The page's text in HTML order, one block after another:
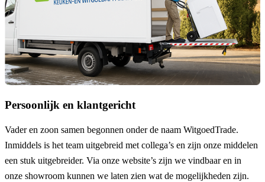
Persoonlijk en klantgericht
Vader en zoon samen begonnen onder de naam WitgoedTrade.
Inmiddels is het team uitgebreid met collega’s en zijn onze middelen
een stuk uitgebreider. Via onze website’s zijn we vindbaar en in
onze showroom kunnen we laten zien wat de mogelijkheden zijn.